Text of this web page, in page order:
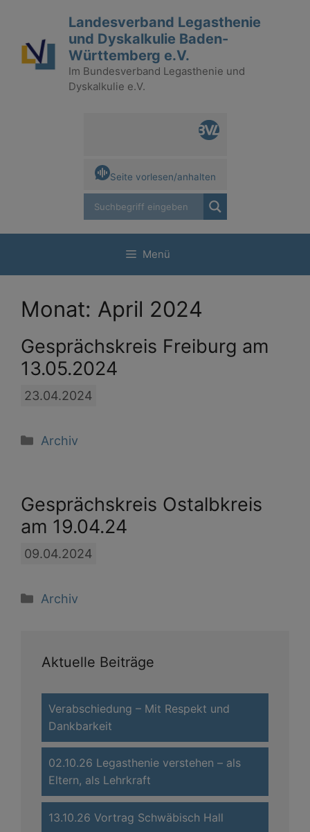
springen
Landesverband Legasthenie
und Dyskalkulie Baden-
Württemberg e.V.
Im Bundesverband Legasthenie und
Dyskalkulie e.V.
Seite vorlesen/anhalten
Menü
Monat: April 2024
Gesprächskreis Freiburg am
13.05.2024
23.04.2024
Kategorien
Archiv
Gesprächskreis Ostalbkreis
am 19.04.24
09.04.2024
Kategorien
Archiv
Aktuelle Beiträge
Verabschiedung – Mit Respekt und
Dankbarkeit
02.10.26 Legasthenie verstehen – als
Eltern, als Lehrkraft
13.10.26 Vortrag Schwäbisch Hall